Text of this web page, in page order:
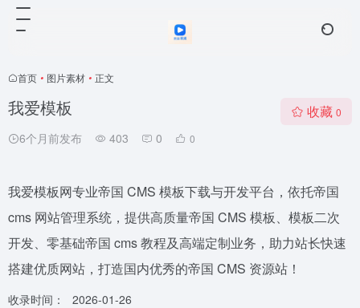
首页 • 图片素材 • 正文
我爱模板
6个月前发布 403 0 0
收藏 0
我爱模板网专业帝国 CMS 模板下载与开发平台，依托帝国
cms 网站管理系统，提供高质量帝国 CMS 模板、模板二次
开发、零基础帝国 cms 教程及高端定制业务，助力站长快速
搭建优质网站，打造国内优秀的帝国 CMS 资源站！
收录时间：
2026-01-26